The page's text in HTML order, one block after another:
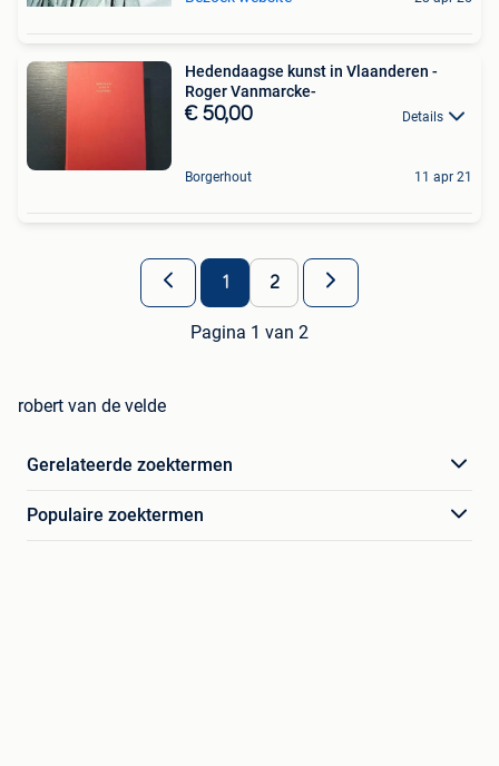
Hedendaagse kunst in Vlaanderen -
Roger Vanmarcke-
€ 50,00 Details
Borgerhout 11 apr 21
1 2
Pagina 1 van 2
robert van de velde
Gerelateerde zoektermen
Populaire zoektermen